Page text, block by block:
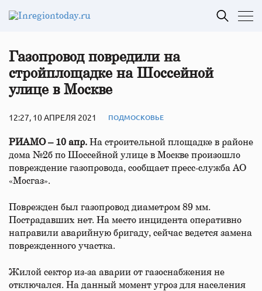
Газопровод повредили на
стройплощадке на Шоссейной
улице в Москве
12:27, 10 АПРЕЛЯ 2021 ПОДМОСКОВЬЕ
РИАМО – 10 апр. На строительной площадке в районе
дома №2б по Шоссейной улице в Москве произошло
повреждение газопровода, сообщает пресс-служба АО
«Мосгаз».
Поврежден был газопровод диаметром 89 мм.
Пострадавших нет. На место инцидента оперативно
направили аварийную бригаду, сейчас ведется замена
поврежденного участка.
Жилой сектор из-за аварии от газоснабжения не
отключался. На данный момент угроз для населения